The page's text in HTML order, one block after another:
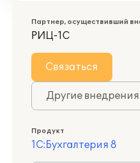
Партнер, осуществивший
РИЦ-1С
Связаться
Другие
Продукт
1С:Бухгалтерия 8